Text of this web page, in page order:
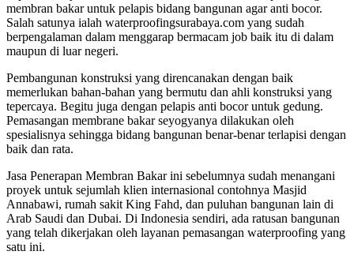
membran bakar untuk pelapis bidang bangunan agar anti bocor.
Salah satunya ialah waterproofingsurabaya.com yang sudah
berpengalaman dalam menggarap bermacam job baik itu di dalam
maupun di luar negeri.
Pembangunan konstruksi yang direncanakan dengan baik
memerlukan bahan-bahan yang bermutu dan ahli konstruksi yang
tepercaya. Begitu juga dengan pelapis anti bocor untuk gedung.
Pemasangan membrane bakar seyogyanya dilakukan oleh
spesialisnya sehingga bidang bangunan benar-benar terlapisi dengan
baik dan rata.
Jasa Penerapan Membran Bakar ini sebelumnya sudah menangani
proyek untuk sejumlah klien internasional contohnya Masjid
Annabawi, rumah sakit King Fahd, dan puluhan bangunan lain di
Arab Saudi dan Dubai. Di Indonesia sendiri, ada ratusan bangunan
yang telah dikerjakan oleh layanan pemasangan waterproofing yang
satu ini.